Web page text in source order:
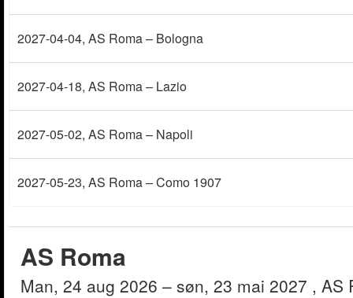
2027-04-04, AS Roma – Bologna
2027-04-18, AS Roma – Lazio
2027-05-02, AS Roma – Napoli
2027-05-23, AS Roma – Como 1907
AS Roma
man, 24 aug 2026 – søn, 23 mai 2027 , AS